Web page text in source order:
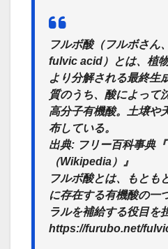
フルボ酸（フルボさん
fulvic acid）とは、植
より分解される最終生
質のうち、酸によって
高分子有機酸。土壌や
布している。
出典: フリー百科事典
（Wikipedia）』
フルボ酸とは、もとも
に存在する有機酸の一
ラルを補給する役目を
https://furubo.net/